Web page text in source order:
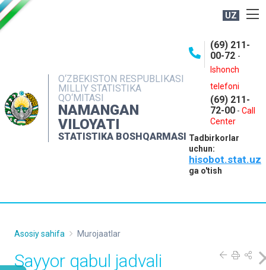
UZ
O‘ZBEKISTON RESPUBLIKASI
MILLIY STATISTIKA
QO‘MITASI
NAMANGAN
VILOYATI
STATISTIKA BOSHQARMASI
(69) 211-
00-72 -
Ishonch
telefoni
(69) 211-
72-00 - Call
Center
Tadbirkorlar
uchun:
hisobot.stat.uz
ga o'tish
NASHRLAR
INTERAKTIV XIZMATLAR
MATBUOT XIZMATI
MUROJAATLAR
Asosiy sahifa Murojaatlar
Sayyor qabul jadvali